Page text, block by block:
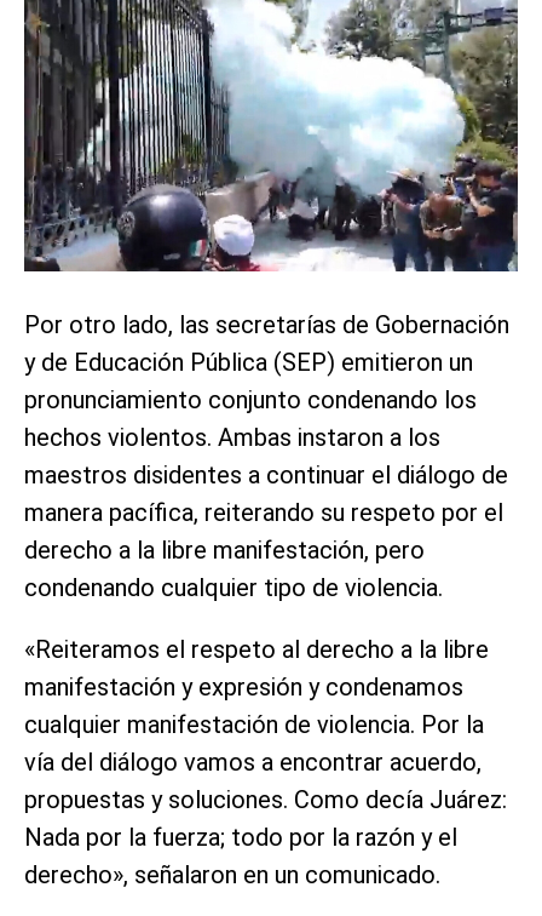
Por otro lado, las secretarías de Gobernación
y de Educación Pública (SEP) emitieron un
pronunciamiento conjunto condenando los
hechos violentos. Ambas instaron a los
maestros disidentes a continuar el diálogo de
manera pacífica, reiterando su respeto por el
derecho a la libre manifestación, pero
condenando cualquier tipo de violencia.
«Reiteramos el respeto al derecho a la libre
manifestación y expresión y condenamos
cualquier manifestación de violencia. Por la
vía del diálogo vamos a encontrar acuerdo,
propuestas y soluciones. Como decía Juárez:
Nada por la fuerza; todo por la razón y el
derecho», señalaron en un comunicado.